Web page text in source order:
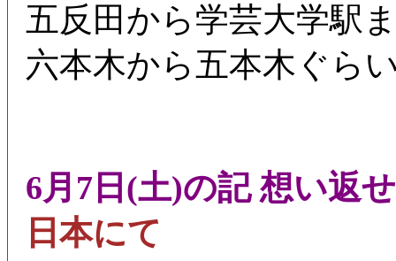
五反田から学芸大学駅
六本木から五本木ぐら
6月7日(土)の記 想い返
日本にて